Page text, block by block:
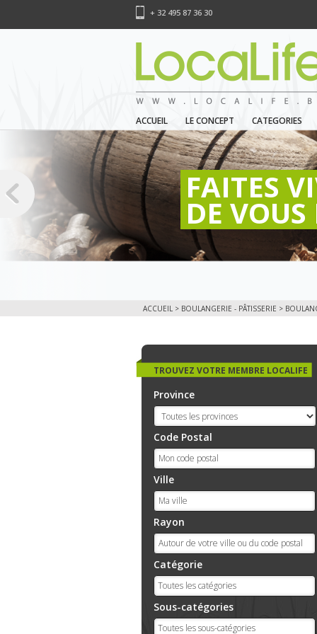
+ 32 495 87 36 30
ACCUEIL LE CONCEPT CATEGORIES
FAITES
DE
ACCUEIL > BOULANGERIE - PÂTISSERIE >
TROUVEZ VOTRE MEMBRE LOCALIFE
Province
Code Postal
Ville
Rayon
Catégorie
Sous-catégories